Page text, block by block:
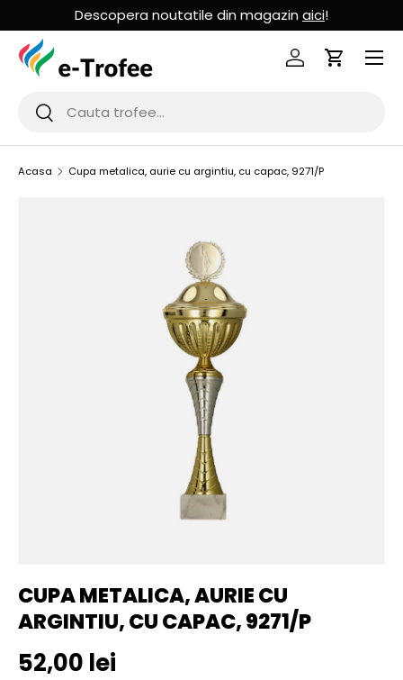
MERGI LA CONTINUT
Descopera noutatile din magazin aici!
Cauta
Cauta
Logheaza-te
Cos de
Acasa Cupa metalica, aurie cu argintiu, cu capac, 9271/P
CUPA METALICA, AURIE CU
ARGINTIU, CU CAPAC, 9271/P
Pret initial
52,00 lei